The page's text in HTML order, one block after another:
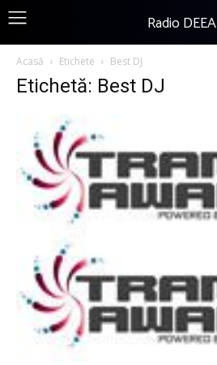
Radio DEEA
Acasă Etichete Best DJ
Etichetă: Best DJ